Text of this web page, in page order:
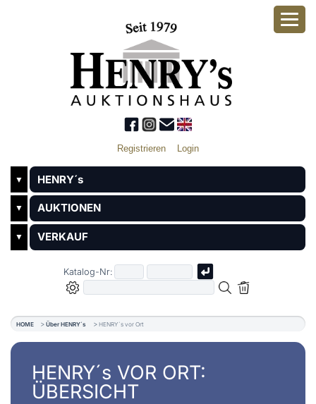
Registrieren Login
▼ HENRY´s
▼ AUKTIONEN
▼ VERKAUF
Katalog-Nr:
HOME Über HENRY´s HENRY´s vor Ort
HENRY´s VOR ORT:
ÜBERSICHT